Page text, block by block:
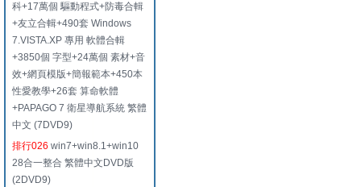
科+17萬個 驅動程式+防毒合輯
+友立合輯+490套 Windows
7.VISTA.XP 專用 軟體合輯
+3850個 字型+24萬個 素材+音
效+網頁模版+簡報範本+450本
性愛教學+26套 算命軟體
+PAPAGO 7 衛星導航系統 繁體
中文 (7DVD9)
排行026 win7+win8.1+win10
28合一整合 繁體中文DVD版
(2DVD9)